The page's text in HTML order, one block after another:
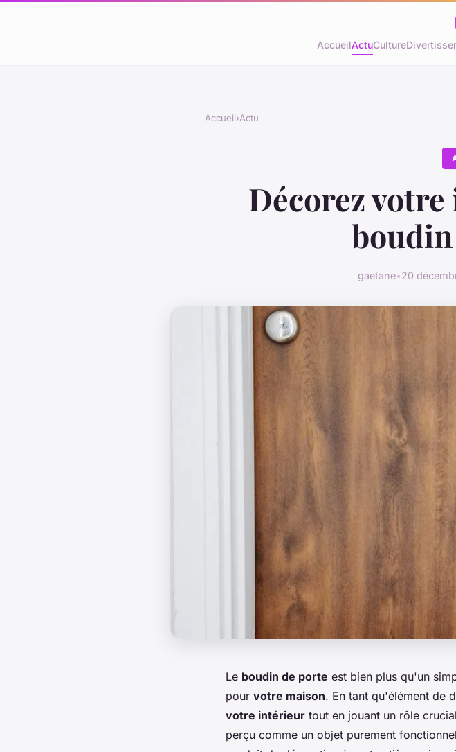
AccueilActuCulture
Accueil›Actu
Décorez
gaetane•20
Le boudin de porte est bien plus qu'un
pour votre maison. En tant qu'élément de
votre intérieur tout en jouant un rôle
perçu comme un objet purement